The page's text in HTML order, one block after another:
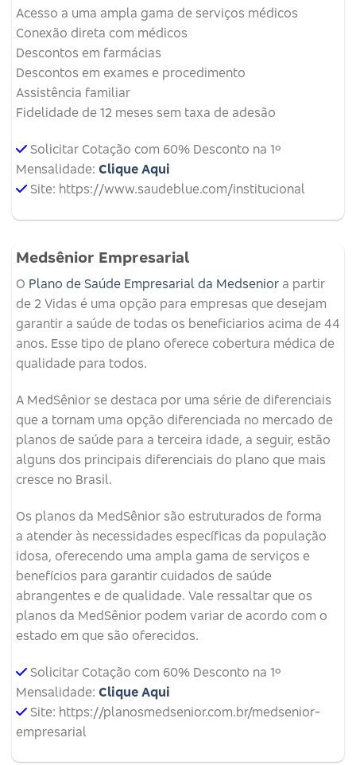
Acesso a uma ampla gama de serviços médicos
Conexão direta com médicos
Descontos em farmácias
Descontos em exames e procedimento
Assistência familiar
Fidelidade de 12 meses sem taxa de adesão
Solicitar Cotação com 60% Desconto na 1º
Mensalidade: Clique Aqui
Site: https://www.saudeblue.com/institucional
Medsênior Empresarial
O Plano de Saúde Empresarial da Medsenior a partir
de 2 Vidas é uma opção para empresas que desejam
garantir a saúde de todas os beneficiarios acima de 44
anos. Esse tipo de plano oferece cobertura médica de
qualidade para todos.
A MedSênior se destaca por uma série de diferenciais
que a tornam uma opção diferenciada no mercado de
planos de saúde para a terceira idade, a seguir, estão
alguns dos principais diferenciais do plano que mais
cresce no Brasil.
Os planos da MedSênior são estruturados de forma
a atender às necessidades específicas da população
idosa, oferecendo uma ampla gama de serviços e
benefícios para garantir cuidados de saúde
abrangentes e de qualidade. Vale ressaltar que os
planos da MedSênior podem variar de acordo com o
estado em que são oferecidos.
Solicitar Cotação com 60% Desconto na 1º
Mensalidade: Clique Aqui
Site: https://planosmedsenior.com.br/medsenior-
empresarial